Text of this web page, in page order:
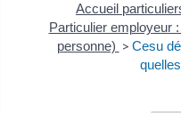
Accueil
Particulier employeur
personne) > Cesu